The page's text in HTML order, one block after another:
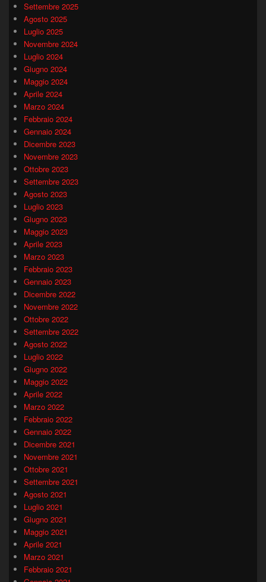
Settembre 2025
Agosto 2025
Luglio 2025
Novembre 2024
Luglio 2024
Giugno 2024
Maggio 2024
Aprile 2024
Marzo 2024
Febbraio 2024
Gennaio 2024
Dicembre 2023
Novembre 2023
Ottobre 2023
Settembre 2023
Agosto 2023
Luglio 2023
Giugno 2023
Maggio 2023
Aprile 2023
Marzo 2023
Febbraio 2023
Gennaio 2023
Dicembre 2022
Novembre 2022
Ottobre 2022
Settembre 2022
Agosto 2022
Luglio 2022
Giugno 2022
Maggio 2022
Aprile 2022
Marzo 2022
Febbraio 2022
Gennaio 2022
Dicembre 2021
Novembre 2021
Ottobre 2021
Settembre 2021
Agosto 2021
Luglio 2021
Giugno 2021
Maggio 2021
Aprile 2021
Marzo 2021
Febbraio 2021